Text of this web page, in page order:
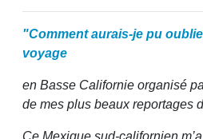
"Comment aurais-je pu
voyage
en Basse Californie organisé
de mes plus beaux reportages